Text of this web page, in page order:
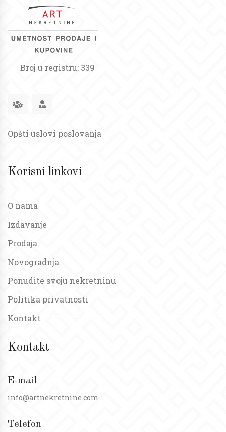
Broj u registru: 339
Opšti uslovi poslovanja
Korisni linkovi
O nama
Izdavanje
Prodaja
Novogradnja
Ponudite svoju nekretninu
Politika privatnosti
Kontakt
Kontakt
E-mail
info@artnekretnine.com
Telefon